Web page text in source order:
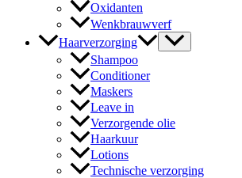
Oxidanten
Wenkbrauwverf
Haarverzorging
Shampoo
Conditioner
Maskers
Leave in
Verzorgende olie
Haarkuur
Lotions
Technische verzorging